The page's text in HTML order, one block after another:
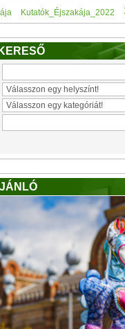
Kutatók_Éjszakája_2022